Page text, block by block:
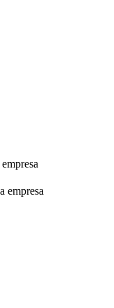
empresa